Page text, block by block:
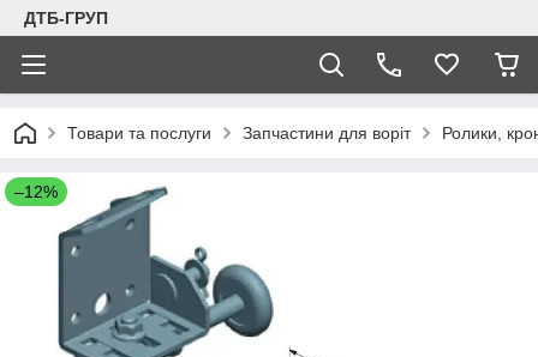
ДТБ-ГРУП
Товари та послуги Запчастини для воріт Ролики,
–12%